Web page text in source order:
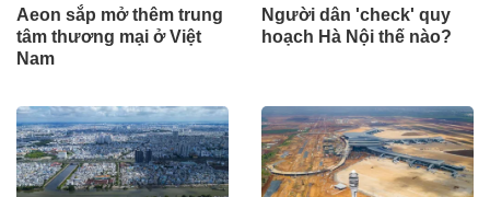
Aeon sắp mở thêm trung
tâm thương mại ở Việt
Nam
Người dân 'check' quy
hoạch Hà Nội thế nào?